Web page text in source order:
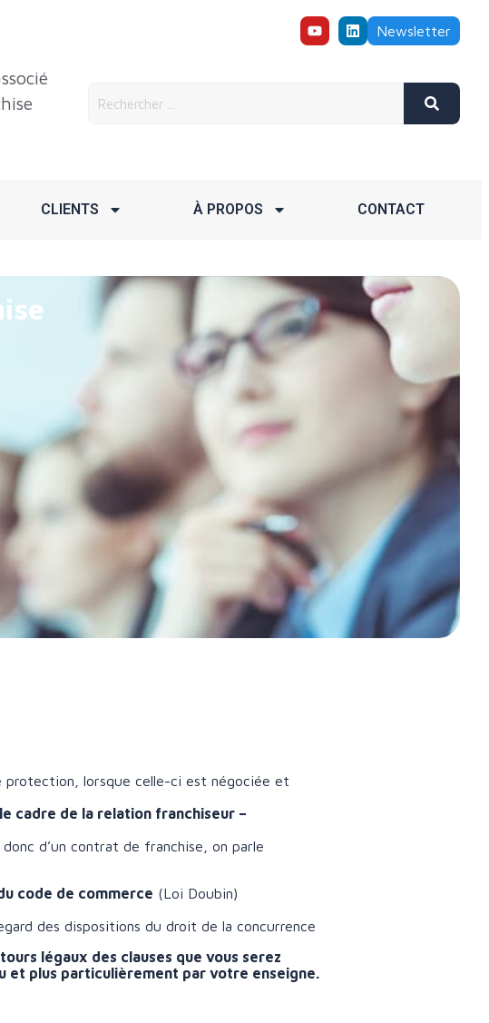
Newsletter
CLIENTS À PROPOS CONTACT
protection, lorsque celle-ci est négociée et
cadre de la relation franchiseur –
d’un contrat de franchise, on parle
code de commerce (Loi Doubin)
des dispositions du droit de la concurrence
légaux des clauses que vous serez
et plus particulièrement par votre enseigne.